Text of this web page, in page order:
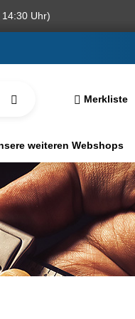
Uhr)
Merkliste
weiteren Webshops